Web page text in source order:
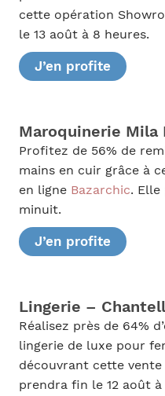
cette opération
le 13 août à 8 heures.
J’en profite
Maroquinerie Mila
Profitez de 56% de
mains en cuir grâce à
en ligne Bazarchic.
minuit.
J’en profite
Lingerie –
Réalisez près de 64%
lingerie de luxe pour
découvrant cette
prendra fin le 12 août